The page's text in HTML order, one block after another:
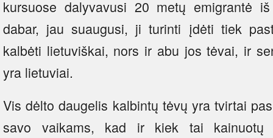
kursuose dalyvavusi 20 metų emigrantė
dabar, jau suaugusi, ji turinti įdėti tiek
kalbėti lietuviškai, nors ir abu jos tėvai, ir
yra lietuviai.
Vis dėlto daugelis kalbintų tėvų yra tvirtai
savo vaikams, kad ir kiek tai kainuotų